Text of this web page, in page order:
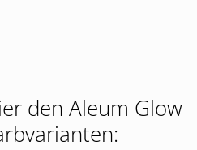
den Aleum Glow